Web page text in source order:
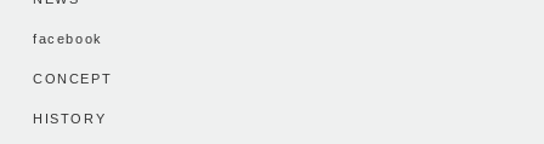
facebook
CONCEPT
HISTORY